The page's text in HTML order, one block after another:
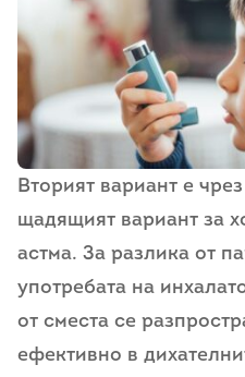
Вторият вариант е
щадящият вариант за
астма. За разлика от
употребата на
от сместа се
ефективно в